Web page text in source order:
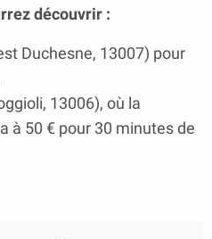
découvrir :
Duchesne, 13007) pour
13006), où la
à 50 € pour 30 minutes de